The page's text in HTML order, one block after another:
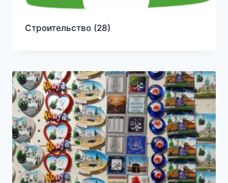
Строительство (28)